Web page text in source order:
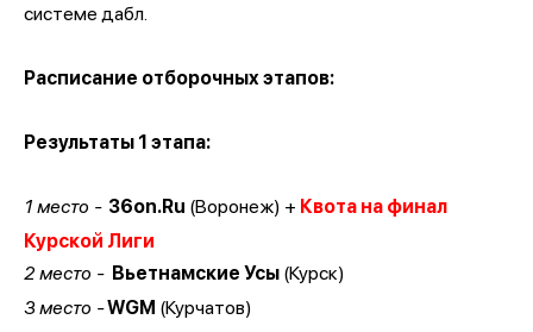
системе дабл.
Расписание отборочных этапов:
Результаты 1 этапа:
1 место - 36on.Ru (Воронеж) + Квота на финал
Курской Лиги
2 место - Вьетнамские Усы (Курск)
3 место -WGM (Курчатов)